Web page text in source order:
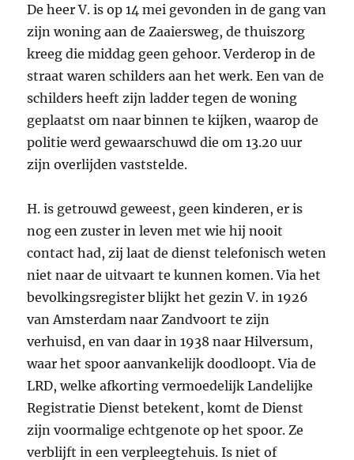
De heer V. is op 14 mei gevonden in de gang van
zijn woning aan de Zaaiersweg, de thuiszorg
kreeg die middag geen gehoor. Verderop in de
straat waren schilders aan het werk. Een van de
schilders heeft zijn ladder tegen de woning
geplaatst om naar binnen te kijken, waarop de
politie werd gewaarschuwd die om 13.20 uur
zijn overlijden vaststelde.
H. is getrouwd geweest, geen kinderen, er is
nog een zuster in leven met wie hij nooit
contact had, zij laat de dienst telefonisch weten
niet naar de uitvaart te kunnen komen. Via het
bevolkingsregister blijkt het gezin V. in 1926
van Amsterdam naar Zandvoort te zijn
verhuisd, en van daar in 1938 naar Hilversum,
waar het spoor aanvankelijk doodloopt. Via de
LRD, welke afkorting vermoedelijk Landelijke
Registratie Dienst betekent, komt de Dienst
zijn voormalige echtgenote op het spoor. Ze
verblijft in een verpleegtehuis. Is niet of